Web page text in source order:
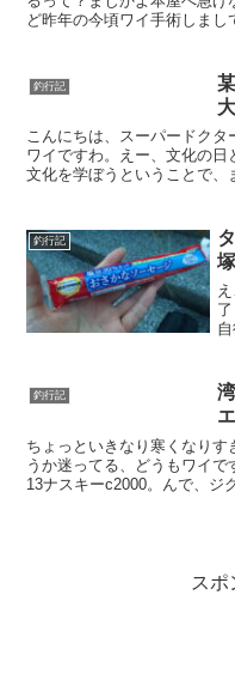
ど昨年の今頃ワイ手術しまし
釣行記
こんにちは、スーパードク
ワイですわ。えー、文化の日
文化を学ぼうということで、
釣行記
釣行記
エ
ちょっといきなり寒くなり
うか迷ってる、どうもワイ
13ナスキーc2000。んで、ジ
スポ